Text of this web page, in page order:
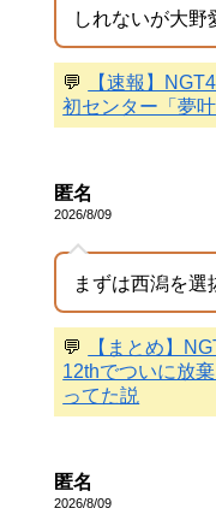
しれないが大野
💬
【速報】
初センター「夢
匿名
2026/8/09
まずは西潟を選
💬
【まとめ】
12thでついに放
ってた説
匿名
2026/8/09